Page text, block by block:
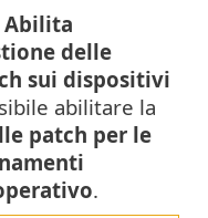
Abilita
delle
sui dispositivi
abilitare la
patch per le
.